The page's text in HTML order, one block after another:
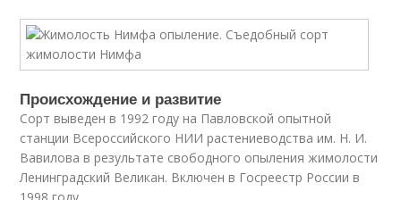
Происхождение и развитие
Сорт выведен в 1992 году на Павловской опытной
станции Всероссийского НИИ растениеводства им. Н. И.
Вавилова в результате свободного опыления жимолости
Ленинградский Великан. Включен в Госреестр России в